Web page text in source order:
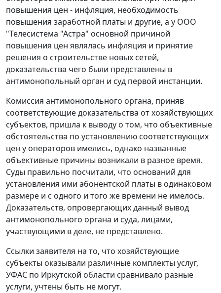
повышения цен - инфляция, необходимость
повышения заработной платы и другие, а у ООО
"Телесистема "Астра" основной причиной
повышения цен являлась инфляция и принятие
решения о строительстве новых сетей,
доказательства чего были представлены в
антимонопольный орган и суд первой инстанции.
Комиссия антимонопольного органа, приняв
соответствующие доказательства от хозяйствующих
субъектов, пришла к выводу о том, что объективные
обстоятельства по установлению соответствующих
цен у операторов имелись, однако названные
объективные причины возникали в разное время.
Суды правильно посчитали, что оснований для
установления ими абонентской платы в одинаковом
размере и с одного и того же времени не имелось.
Доказательств, опровергающих данный вывод
антимонопольного органа и суда, лицами,
участвующими в деле, не представлено.
Ссылки заявителя на то, что хозяйствующие
субъекты оказывали различные комплекты услуг,
УФАС по Иркутской области сравнивало разные
услуги, учтены быть не могут.